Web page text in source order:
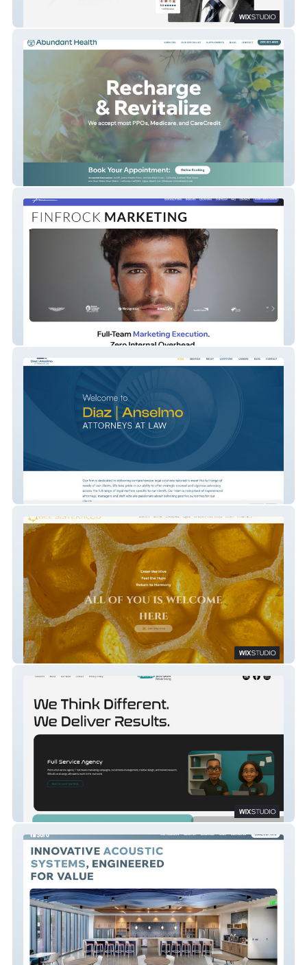
Abundant Health
Finfrock Marketing
Diaz | Anselmo Attorneys At Law
Bee Sisterhood
Outside The Box